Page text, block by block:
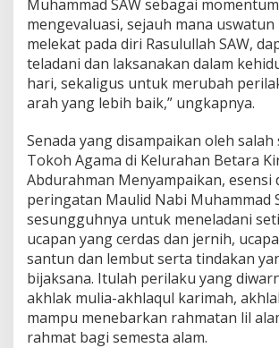
Muhammad SAW sebagai
mengevaluasi, sejauh mana
melekat pada diri Rasulullah SAW,
teladani dan laksanakan dalam
hari, sekaligus untuk merubah
arah yang lebih baik,” ungkapnya.
Senada yang disampaikan oleh
Tokoh Agama di Kelurahan Betara
Abdurahman Menyampaikan, esensi
peringatan Maulid Nabi Muhammad
sesungguhnya untuk meneladani
ucapan yang cerdas dan jernih,
santun dan lembut serta tindakan
bijaksana. Itulah perilaku yang
akhlak mulia-akhlaqul karimah,
mampu menebarkan rahmatan lil
rahmat bagi semesta alam.